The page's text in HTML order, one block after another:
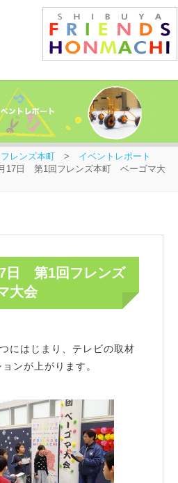
レンズ本町 > イベントレポート
17日 第1回フレンズ本町 ベーゴマ大
日 第1回フレンズ
大会
にはじまり、テレビの取材
ンが上がります。